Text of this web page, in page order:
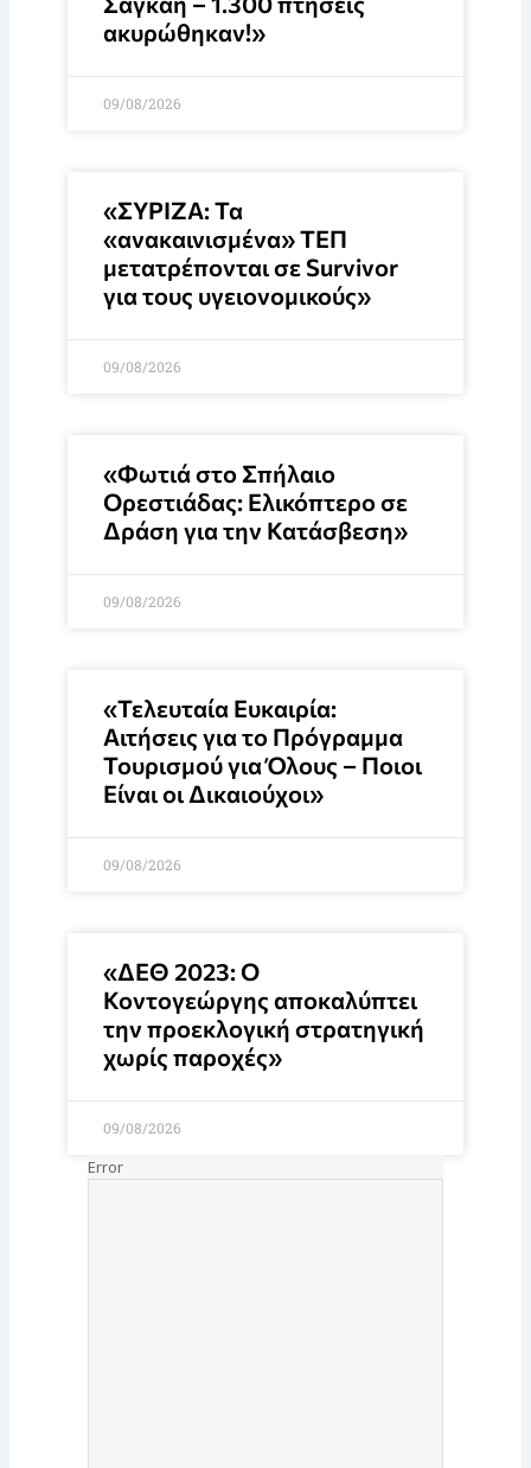
ακυρώθηκαν!»
09/08/2026
«ΣΥΡΙΖΑ: Τα
«ανακαινισμένα» ΤΕΠ
μετατρέπονται σε Survivor
για τους υγειονομικούς»
09/08/2026
«Φωτιά στο Σπήλαιο
Ορεστιάδας: Ελικόπτερο σε
Δράση για την Κατάσβεση»
09/08/2026
«Τελευταία Ευκαιρία:
Αιτήσεις για το Πρόγραμμα
Τουρισμού για Όλους – Ποιοι
Είναι οι Δικαιούχοι»
09/08/2026
«ΔΕΘ 2023: Ο
Κοντογεώργης αποκαλύπτει
την προεκλογική στρατηγική
χωρίς παροχές»
09/08/2026